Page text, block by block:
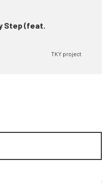
Step (feat.
TKY project